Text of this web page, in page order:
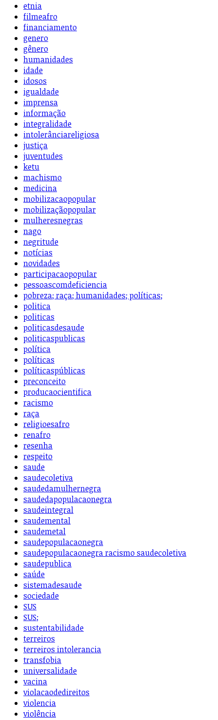
etnia
filmeafro
financiamento
genero
gênero
humanidades
idade
idosos
igualdade
imprensa
informação
integralidade
intolerânciareligiosa
justiça
juventudes
ketu
machismo
medicina
mobilizacaopopular
mobilizaçãopopular
mulheresnegras
nago
negritude
notícias
novidades
participacaopopular
pessoascomdeficiencia
pobreza; raça; humanidades; políticas;
politica
politicas
politicasdesaude
politicaspublicas
política
políticas
políticaspúblicas
preconceito
producaocientifica
racismo
raça
religioesafro
renafro
resenha
respeito
saude
saudecoletiva
saudedamulhernegra
saudedapopulacaonegra
saudeintegral
saudemental
saudemetal
saudepopulacaonegra
saudepopulacaonegra racismo saudecoletiva
saudepublica
saúde
sistemadesaude
sociedade
SUS
SUS;
sustentabilidade
terreiros
terreiros intolerancia
transfobia
universalidade
vacina
violacaodedireitos
violencia
violência